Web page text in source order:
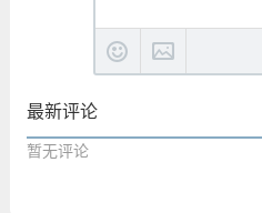
最新评论
暂无评论